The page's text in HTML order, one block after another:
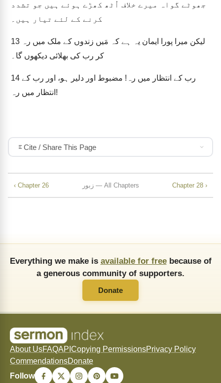
جھوٹے گواہ میرے خلاف اُٹھ کھڑے ہوئے ہیں جو تشدد
کرنے کے لئے تیار ہیں۔
13
کر رب کی بھلائی دیکھوں گا۔
14
انتظار میں رہ!
Cite / Share This Page
‹ Chapter 26 زبور — All Chapters Chapter 28 ›
Everything we make is available for freebecause of
a generous community of supporters.
Donate
About UsFAQAPI Copying PermissionsPrivacy Policy
CommendationsDonate
Follow